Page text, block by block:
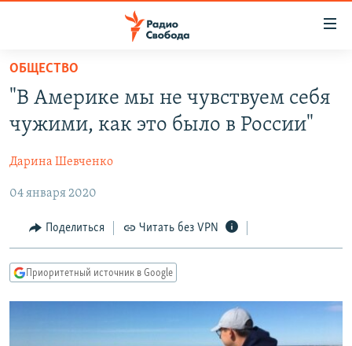
упрощенного
доступа
основному
Вернутся
главной
навигации
Вернутся
ПРОГРАММЫ
ПОДКАСТЫ
АВТОРСКИЕ ПРОЕКТЫ
ЦИТАТЫ СВОБОДЫ
МНЕНИЯ
КУЛЬТУРА
IDEL.РЕАЛИИ
КАВКАЗ.РЕАЛИИ
ОБЩЕСТВО
"В Америке мы не чувствуем себя
чужими, как это было в России"
Дарина Шевченко
04 января 2020
Поделиться Читать без VPN
Приоритетный источник в Google